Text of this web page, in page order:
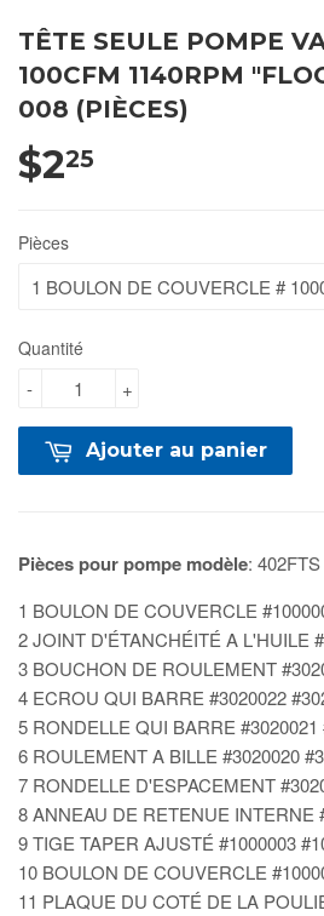
TÊTE SEULE POMPE
100CFM 1140RPM
008 (PIÈCES)
$225
Pièces
Quantité
+
-
Ajouter au panier
Pièces pour pompe modèle:
1 BOULON DE COUVERCLE
2JOINT D'ÉTANCHÉITÉ A L'HUILE #
3 BOUCHON DE ROULEMENT #
4 ECROU QUI BARRE #3020022
5 RONDELLE QUI BARRE #3020021
6 ROULEMENT A BILLE #3020020
7 RONDELLE D'ESPACEMENT #
8ANNEAU DE RETENUE INTERNE
9TIGE TAPER AJUSTÉ #1000003
10 BOULON DE COUVERCLE #
11 PLAQUE DU COTÉ DE LA